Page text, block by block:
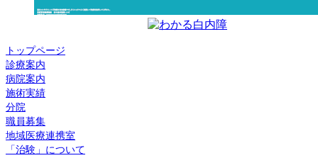
トップページ
診療案内
病院案内
施術実績
分院
職員募集
地域医療連携室
「治験」について